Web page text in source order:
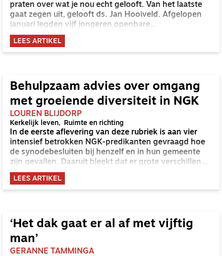
praten over wat je nou echt gelooft. Van het laatste
gaat zegen uit, gelooft ds. Jan Hooiveld. Afgelopen
januari legden vijf jongeren openbare
geloofsbelijdenis af in zijn gemeente. Ze gaven
allemaal een getuigenis in de dienst, heel persoonlijk.
Vertellen over Jezus en zien dat Gods echt iets doet,
LEES ARTIKEL
Behulpzaam advies over omgang
met groeiende diversiteit in NGK
LOUREN BLIJDORP
Kerkelijk leven Ruimte en richting
In de eerste aflevering van deze rubriek is aan vier
intensief betrokken NGK-predikanten gevraagd hoe
de synodebesluiten bij henzelf en in hun gemeente
zijn gevallen. Daaruit bleekt dat er grote verschillen
tussen gemeentes ontstaan. In de tweede aflevering
is aan drie hoofdrolspelers ter synode toelichting
gevraagd op keuzes en besluiten. In deze derde
ontwikkelingen in de NGK ziet en wat hij ons zou
willen meegeven.
LEES ARTIKEL
‘Het dak gaat er al af met vijftig
man’
GERANNE TAMMINGA